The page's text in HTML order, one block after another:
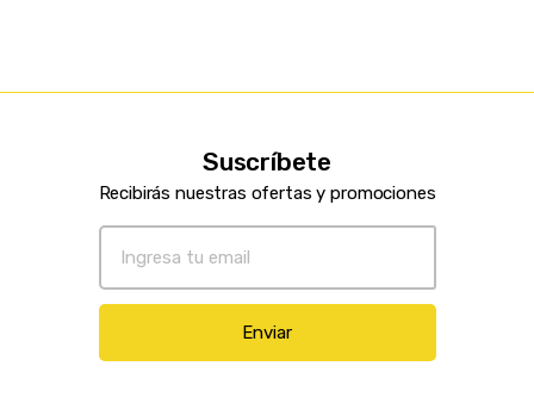
Suscríbete
Recibirás nuestras ofertas y promociones
Enviar